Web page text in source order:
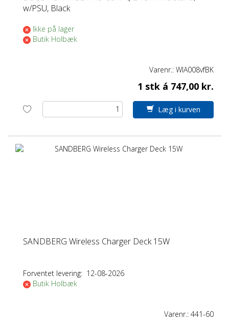
w/PSU, Black
Ikke på lager
Butik Holbæk
Varenr.: WIA008vfBK
1 stk á 747,00 kr.
Læg i kurven
SANDBERG Wireless Charger Deck 15W
Forventet levering: 12-08-2026
Butik Holbæk
Varenr.: 441-60